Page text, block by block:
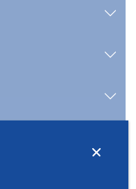
- Visit Brescia